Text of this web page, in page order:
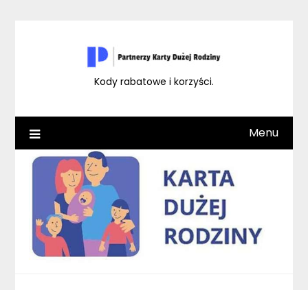
Kody rabatowe i korzyści.
Menu